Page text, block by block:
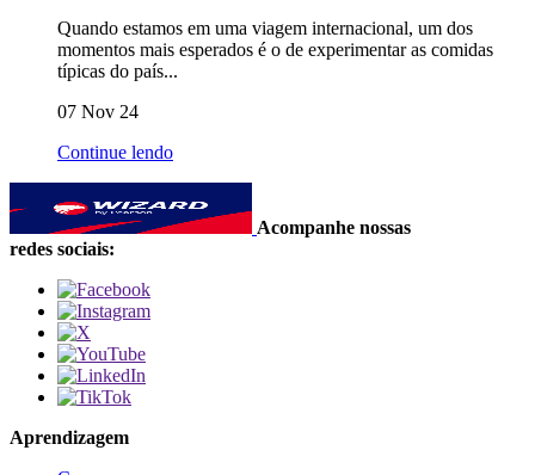
Quando estamos em uma viagem internacional, um dos
momentos mais esperados é o de experimentar as comidas
típicas do país...
07 Nov 24
Continue lendo
Acompanhe nossas
redes sociais:
Aprendizagem